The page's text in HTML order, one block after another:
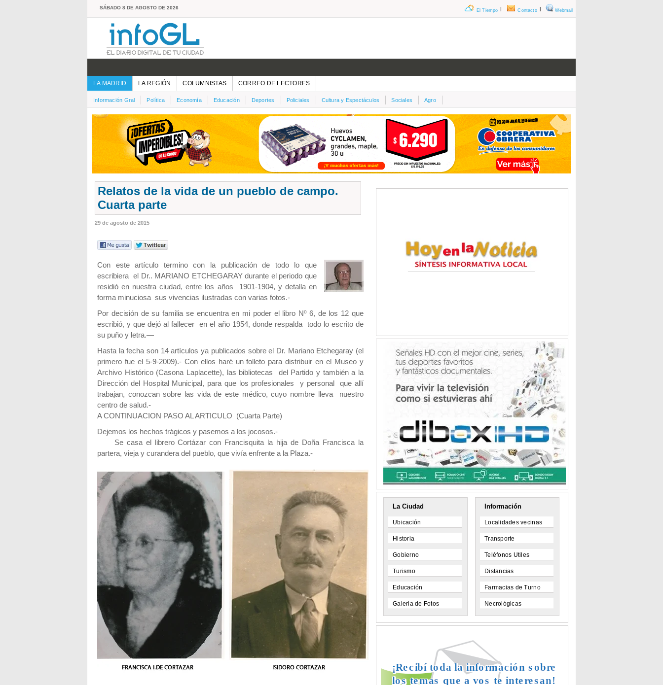
SÁBADO 8 DE AGOSTO DE 2026 Webmail
|
Contacto
|
El Tiempo
LA MADRID LA REGIÓN COLUMNISTAS CORREO DE LECTORES
Información Gral Política Economía Educación Deportes Policiales Cultura y Espectáculos Sociales Agro
Relatos de la vida de un pueblo de campo.
Cuarta parte
29 de agosto de 2015
Con este artículo termino con la publicación de todo lo que
escribiera el Dr.. MARIANO ETCHEGARAY durante el periodo que
residió en nuestra ciudad, entre los años 1901-1904, y detalla en
forma minuciosa sus vivencias ilustradas con varias fotos.-
Por decisión de su familia se encuentra en mi poder el libro Nº 6, de los 12 que
escribió, y que dejó al fallecer en el año 1954, donde respalda todo lo escrito de
su puño y letra.—
Hasta la fecha son 14 artículos ya publicados sobre el Dr. Mariano Etchegaray (el
primero fue el 5-9-2009).- Con ellos haré un folleto para distribuir en el Museo y
Archivo Histórico (Casona Laplacette), las bibliotecas del Partido y también a la
Dirección del Hospital Municipal, para que los profesionales y personal que allí
trabajan, conozcan sobre las vida de este médico, cuyo nombre lleva nuestro
centro de salud.-
A CONTINUACION PASO AL ARTICULO (Cuarta Parte)
Dejemos los hechos trágicos y pasemos a los jocosos.-
Se casa el librero Cortázar con Francisquita la hija de Doña Francisca la
partera, vieja y curandera del pueblo, que vivía enfrente a la Plaza.-
La Ciudad
Ubicación
Historia
Gobierno
Turismo
Educación
Galeria de Fotos
Información
Localidades vecinas
Transporte
Teléfonos Utiles
Distancias
Farmacias de Turno
Necrológicas